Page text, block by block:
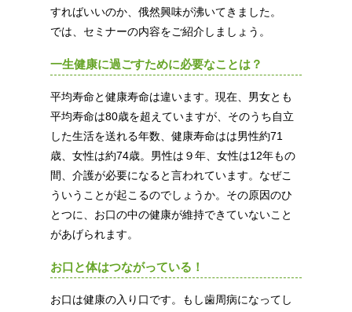
すればいいのか、俄然興味が沸いてきました。
では、セミナーの内容をご紹介しましょう。
一生健康に過ごすために必要なことは？
平均寿命と健康寿命は違います。現在、男女とも
平均寿命は80歳を超えていますが、そのうち自立
した生活を送れる年数、健康寿命はは男性約71
歳、女性は約74歳。男性は９年、女性は12年もの
間、介護が必要になると言われています。なぜこ
ういうことが起こるのでしょうか。その原因のひ
とつに、お口の中の健康が維持できていないこと
があげられます。
お口と体はつながっている！
お口は健康の入り口です。もし歯周病になってし